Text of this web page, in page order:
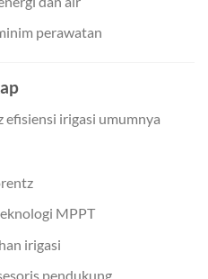
perawatan
efisiensi irigasi umumnya
MPPT
irigasi
pendukung